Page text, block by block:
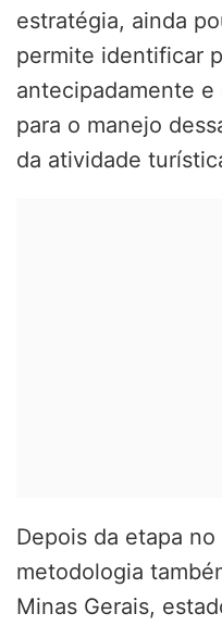
estratégia, ainda
permite identificar
antecipadamente
para o manejo
da atividade
Depois da etapa
metodologia
Minas Gerais,